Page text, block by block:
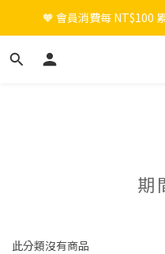
🎉 新會員註冊立即
🧡 會員消費每 NT$100
🎉 新會員註冊立即
期
此分類沒有商品